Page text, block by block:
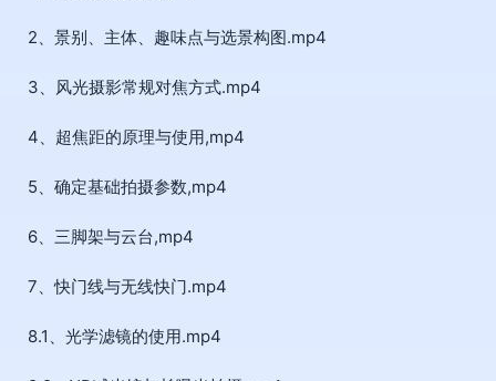
2、景别、主体、趣味点与选景构图.mp4
3、风光摄影常规对焦方式.mp4
4、超焦距的原理与使用,mp4
5、确定基础拍摄参数,mp4
6、三脚架与云台,mp4
7、快门线与无线快门.mp4
8.1、光学滤镜的使用.mp4